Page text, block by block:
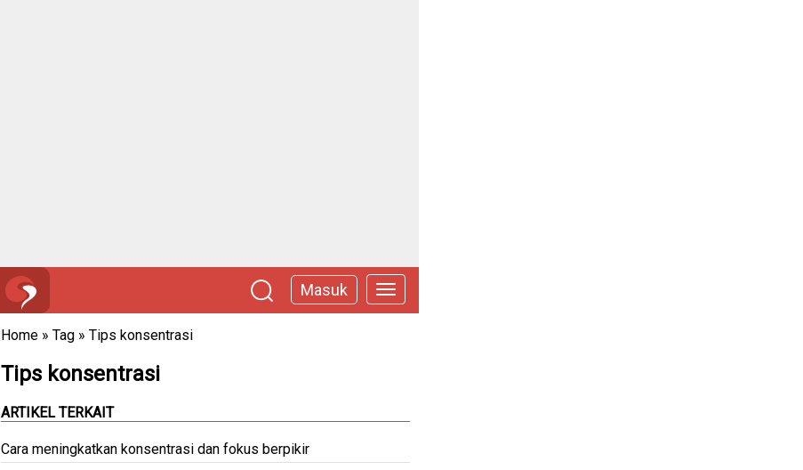
Masuk
Home » Tag » Tips konsentrasi
Tips konsentrasi
ARTIKEL TERKAIT
Cara meningkatkan konsentrasi dan fokus berpikir